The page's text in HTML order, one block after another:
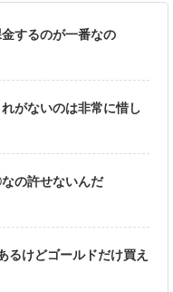
金するのが一番なの
がないのは非常に惜し
なの許せないんだ
るけどゴールドだけ買え